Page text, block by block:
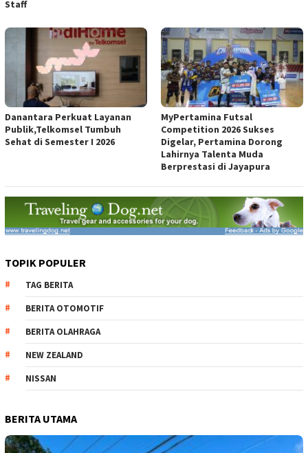
Staff
Danantara Perkuat Layanan
Publik,Telkomsel Tumbuh
Sehat di Semester I 2026
MyPertamina Futsal
Competition 2026 Sukses
Digelar, Pertamina Dorong
Lahirnya Talenta Muda
Berprestasi di Jayapura
TOPIK POPULER
TAG BERITA
BERITA OTOMOTIF
BERITA OLAHRAGA
NEW ZEALAND
NISSAN
BERITA UTAMA